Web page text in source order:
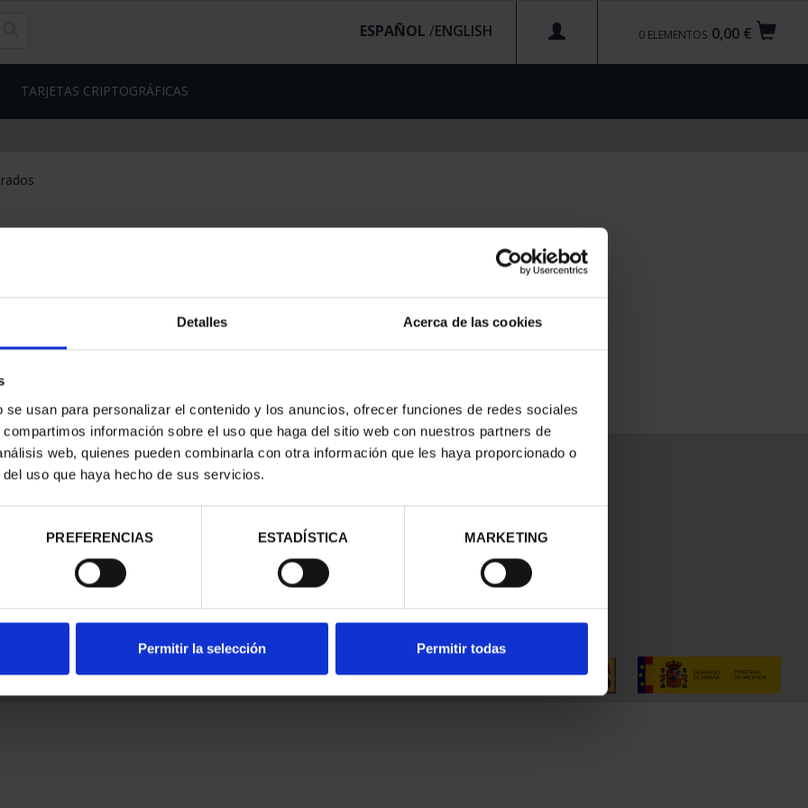
Detalles Acerca de las cookies
usan para personalizar el contenido y los anuncios, ofrecer funciones de redes sociales
información sobre el uso que haga del sitio web con nuestros partners de
web, quienes pueden combinarla con otra información que les haya proporcionado o
uso que haya hecho de sus servicios.
PREFERENCIAS ESTADÍSTICA MARKETING
Permitir la selección Permitir todas
0,00 €
0 ELEMENTOS
ESPAÑOL /
TARJETAS CRIPTOGRÁFICAS
Legales| |Ayuda|